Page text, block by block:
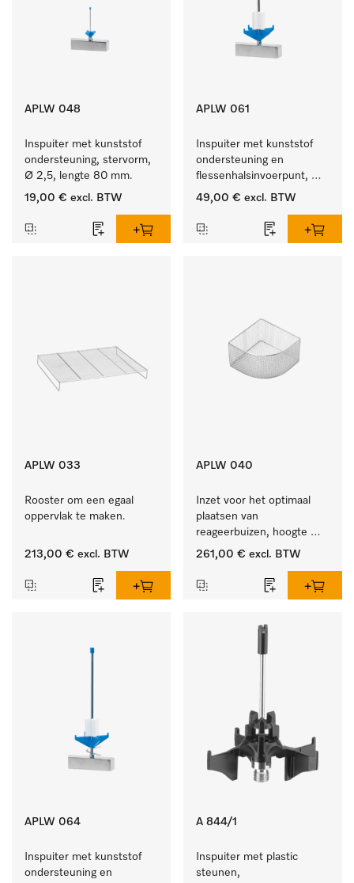
APLW 048
Inspuiter met kunststof
ondersteuning, stervorm,
Ø 2,5, lengte 80 mm.
19,00 € excl. BTW
APLW 061
Inspuiter met kunststof
ondersteuning en
flessenhalsinvoerpunt,
ster, Ø 6, lengte 115 mm.
49,00 € excl. BTW
APLW 033
Rooster om een egaal
oppervlak te maken.
213,00 € excl. BTW
APLW 040
Inzet voor het optimaal
plaatsen van
reageerbuizen, hoogte
100 mm.
261,00 € excl. BTW
APLW 064
Inspuiter met kunststof
ondersteuning en
A 844/1
Inspuiter met plastic
steunen,